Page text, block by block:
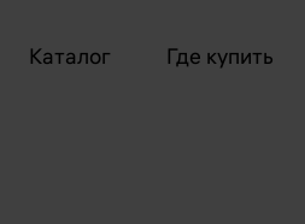
Каталог Где купить